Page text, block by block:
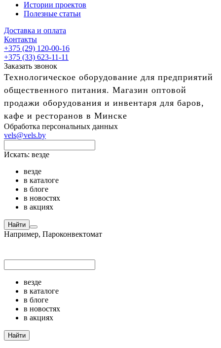
Истории проектов
Полезные статьи
Доставка и оплата
Контакты
+375 (29) 120-00-16
+375 (33) 623-11-11
Заказать звонок
Технологическое оборудование для предприятий
общественного питания. Магазин оптовой
продажи оборудования и инвентаря для баров,
кафе и ресторанов в Минске
Обработка персональных данных
vels@vels.by
Искать: везде
везде
в каталоге
в блоге
в новостях
в акциях
Найти
Например, Пароконвектомат
везде
в каталоге
в блоге
в новостях
в акциях
Найти